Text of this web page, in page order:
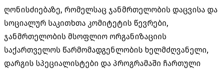
ღონისძიებაზე, რომელსაც ჯანმრთელობის დაცვისა და
სოციალურ საკითხთა კომიტეტის წევრები,
ჯანმრთელობის მსოფლიო ორგანიზაციის
საქართველოს წარმომადგენლობის ხელმძღვანელი,
დარგის სპეციალისტები და პროგრამაში ჩართული